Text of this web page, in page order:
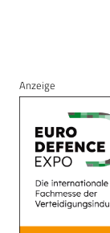
Anzeige